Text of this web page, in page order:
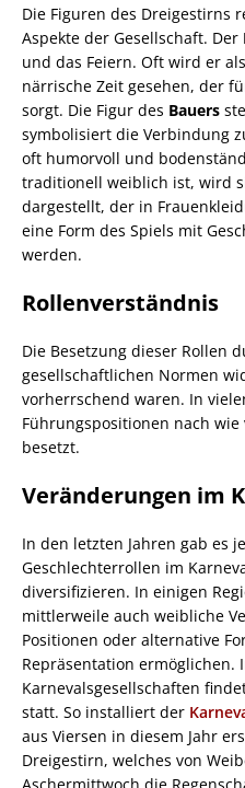
Die Figuren des Dreigestirns
Aspekte der Gesellschaft. Der
und das Feiern. Oft wird er
närrische Zeit gesehen, der
sorgt. Die Figur des Bauers
symbolisiert die Verbindung
oft humorvoll und
traditionell weiblich ist, wird
dargestellt, der in
eine Form des Spiels mit
werden.
Rollenverständnis
Die Besetzung dieser Rollen
gesellschaftlichen Normen
vorherrschend waren. In
Führungspositionen nach
besetzt.
Veränderungen im
In den letzten Jahren gab es
Geschlechterrollen im
diversifizieren. In einigen
mittlerweile auch weibliche
Positionen oder alternative
Repräsentation ermöglichen.
Karnevalsgesellschaften
statt. So installiert der
aus Viersen in diesem Jahr
Dreigestirn, welches von